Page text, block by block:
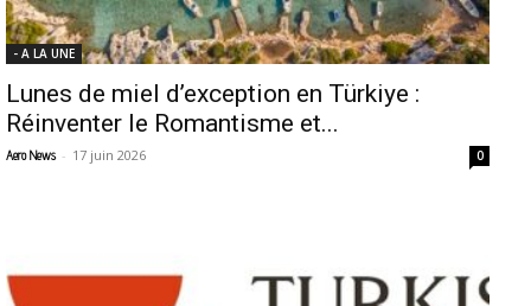
- A LA UNE
Lunes de miel d’exception en Türkiye :
Réinventer le Romantisme et...
Aero News - 17 juin 2026 0